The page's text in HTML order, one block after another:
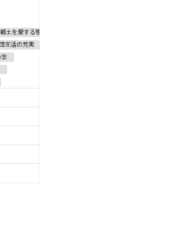
土を愛する態度
生活の充実
念